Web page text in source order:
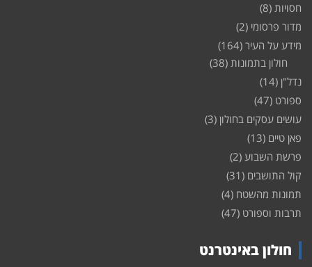
חסויות (8)
מדור פרסומי (2)
מידע על העיר (164)
חולון בתמונות (38)
נדל"ן (14)
ספורט (47)
עושים עסקים בחולון (3)
פאן טיים (13)
פרשת השבוע (2)
קול התושבים (31)
תמונות מהשטח (4)
תרבות וספורט (47)
חולון באינטרנט